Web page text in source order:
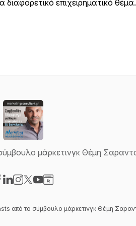
επιχειρηματικό θέμα.
μάρκετινγκ Θέμη
από το σύμβουλο μάρκετινγκ Θέμη